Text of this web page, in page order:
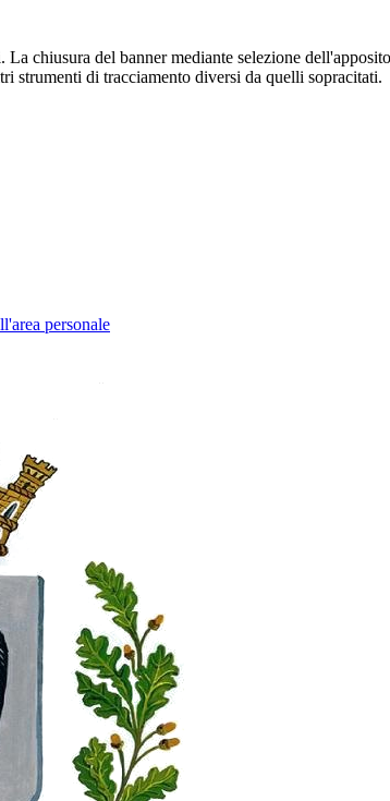
chiusura del banner mediante selezione
strumenti di tracciamento diversi da quelli sopracitati.
personale